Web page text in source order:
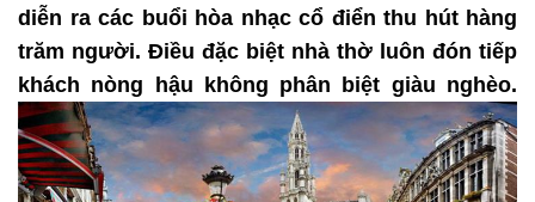
diễn ra các buổi hòa nhạc cổ điển thu hút hàng
trăm người. Điều đặc biệt nhà thờ luôn đón tiếp
khách nòng hậu không phân biệt giàu nghèo.